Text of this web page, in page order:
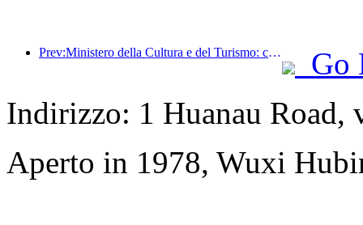
Prev:Ministero della Cultura e del Turismo: concentrarsi sia sull'offerta che sulla domanda per orientare le attività di consumo e i viaggi culturali e turistici.
Go
Indirizzo: 1 Huanau Road,
Aperto in 1978, Wuxi